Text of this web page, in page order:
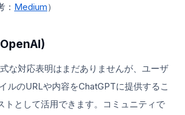
： Medium）
な対応表明はまだありませんが、ユーザ
ルのURLや内容をChatGPTに提供するこ
トとして活用できます。コミュニティで